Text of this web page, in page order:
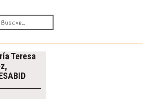
Teresa